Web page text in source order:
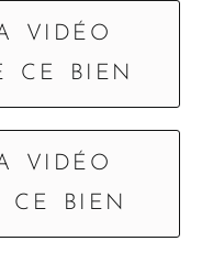
VIDÉO
CE BIEN
VIDÉO
CE BIEN